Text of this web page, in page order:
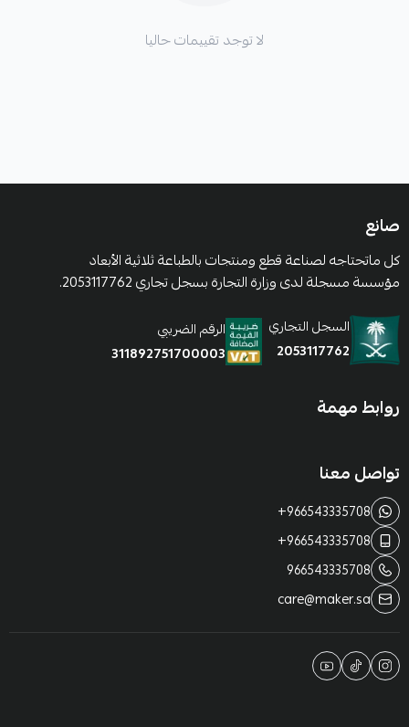
لا توجد تقييمات حاليا
صانع
كل ماتحتاجه لصناعة قطع ومنتجات بالطباعة ثلاثية الأبعاد
مؤسسة مسجلة لدى وزارة التجارة بسجل تجاري 2053117762.
السجل التجاري
2053117762
الرقم الضريبي
311892751700003
روابط مهمة
تواصل معنا
+966543335708
+966543335708
966543335708
care@maker.sa